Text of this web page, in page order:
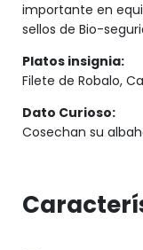
importante en
sellos de Bio-
Platos insignia:
Filete de Robalo,
Dato Curioso:
Cosechan su